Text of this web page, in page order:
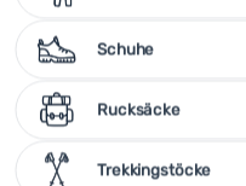
Klettern
Ausrüstung
Sport
Schuhe
Rucksäcke
Trekkingstöcke